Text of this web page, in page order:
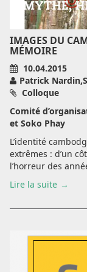
IMAGES DU
MÉMOIRE
10.04.2015
Patrick
Colloque
Comité
et Soko Phay
L’identité
extrêmes : d’un
l’horreur des
Lire la suite